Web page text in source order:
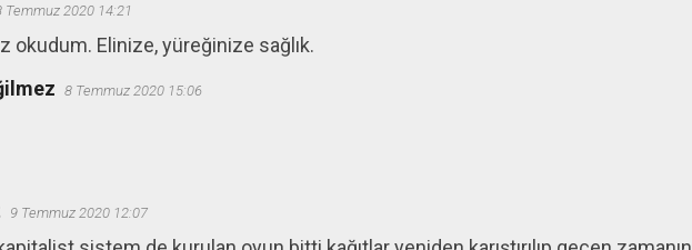
Temmuz 2020 14:21
okudum. Elinize, yüreğinize sağlık.
8 Temmuz 2020 15:06
9 Temmuz 2020 12:07